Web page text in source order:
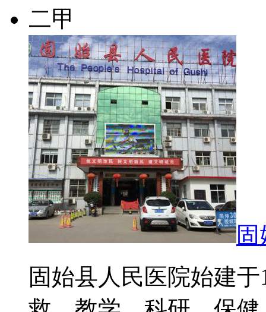
二甲
固始县人民医院始建